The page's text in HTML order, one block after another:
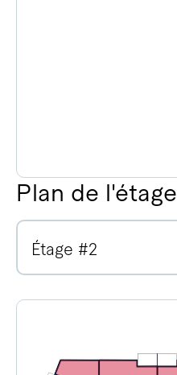
Plan de l'étage
Étage #2